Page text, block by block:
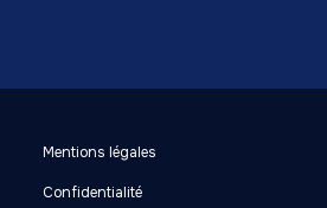
Mentions légales
Confidentialité